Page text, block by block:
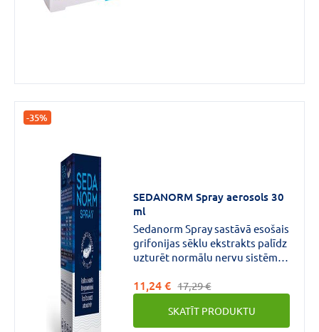
Zīmols
Forma
Aerosols (1)
Kapsulas (1)
-35%
SEDANORM Spray aerosols 30
ml
Sedanorm Spray sastāvā esošais
grifonijas sēklu ekstrakts palīdz
uzturēt normālu nervu sistēmas
darbojas nomierinoši, palīdzot
uzturēt psihisko relaksāciju.
11,24 € 17,29 €
SKATĪT PRODUKTU